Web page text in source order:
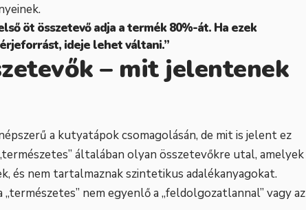
öt összetevő adja a termék 80%-át. Ha ezek
ideje lehet váltani.”
– mit jelentenek
a kutyatápok csomagolásán, de mit is jelent ez
általában olyan összetevőkre utal, amelyek
és nem tartalmaznak szintetikus adalékanyagokat.
nem egyenlő a „feldolgozatlannal” vagy az